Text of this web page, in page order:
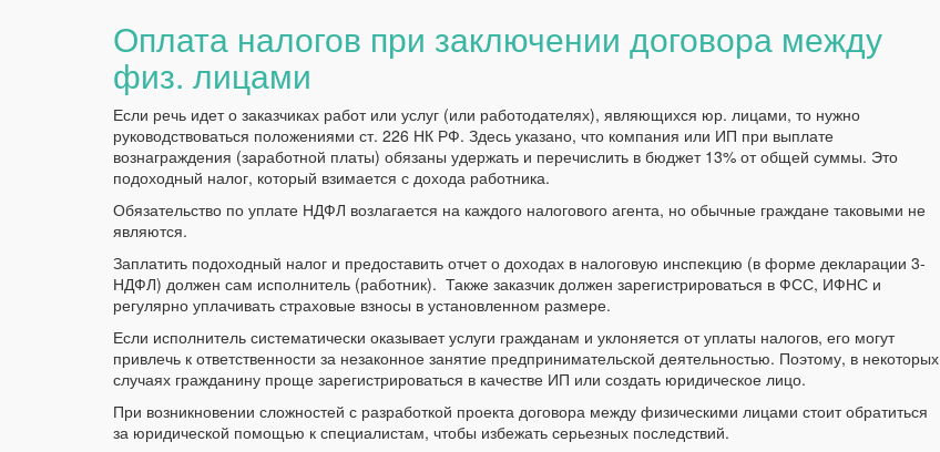
Оплата налогов при заключении договора между
физ. лицами
Если речь идет о заказчиках работ или услуг (или работодателях), являющихся юр. лицами, то нужно
руководствоваться положениями ст. 226 НК РФ. Здесь указано, что компания или ИП при выплате
вознаграждения (заработной платы) обязаны удержать и перечислить в бюджет 13% от общей суммы. Это
подоходный налог, который взимается с дохода работника.
Обязательство по уплате НДФЛ возлагается на каждого налогового агента, но обычные граждане таковыми не
являются.
Заплатить подоходный налог и предоставить отчет о доходах в налоговую инспекцию (в форме декларации 3-
НДФЛ) должен сам исполнитель (работник). Также заказчик должен зарегистрироваться в ФСС, ИФНС и
регулярно уплачивать страховые взносы в установленном размере.
Если исполнитель систематически оказывает услуги гражданам и уклоняется от уплаты налогов, его могут
привлечь к ответственности за незаконное занятие предпринимательской деятельностью. Поэтому, в некоторых
случаях гражданину проще зарегистрироваться в качестве ИП или создать юридическое лицо.
При возникновении сложностей с разработкой проекта договора между физическими лицами стоит обратиться
за юридической помощью к специалистам, чтобы избежать серьезных последствий.